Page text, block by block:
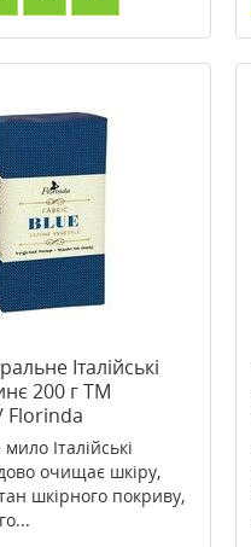
Італійські
200 г TM
Florinda
Італійські
очищає шкіру,
шкірного покриву,